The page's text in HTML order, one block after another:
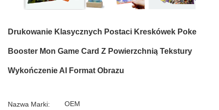
Drukowanie Klasycznych Postaci Kreskówek Poke
Booster Mon Game Card Z Powierzchnią Tekstury
Wykończenie AI Format Obrazu
Nazwa Marki: OEM